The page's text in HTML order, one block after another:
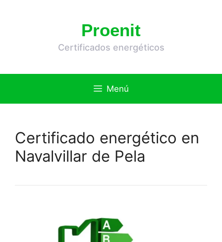
Proenit
Certificados energéticos
Menú
Certificado energético en
Navalvillar de Pela